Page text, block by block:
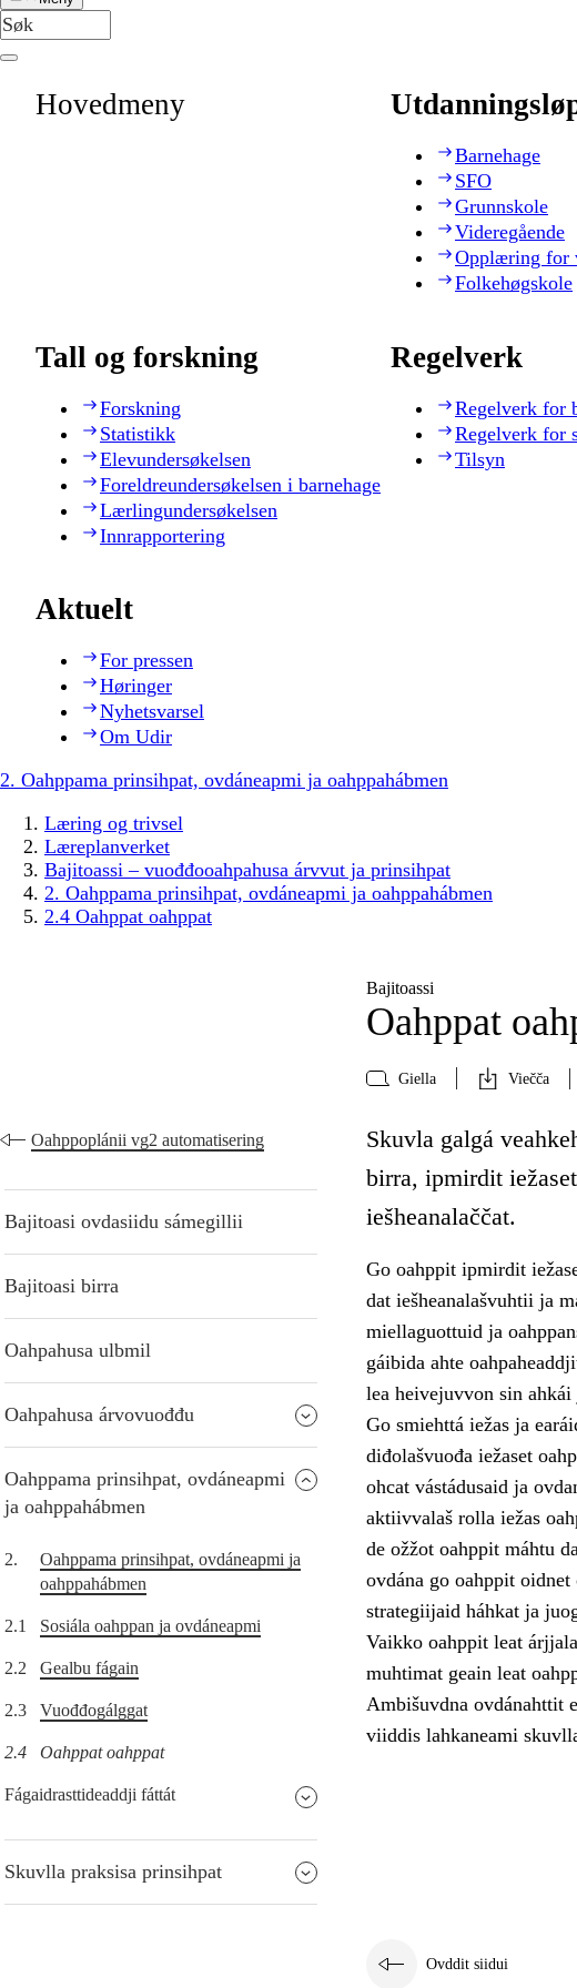
Hovedmeny
Barnehage
SFO
Grunnskole
Videregående
Opplæring for
Folkehøgskole
Tall og forskning
Forskning
Statistikk
Elevundersøkelsen
Foreldreundersøkelsen i barnehage
Lærlingundersøkelsen
Innrapportering
Regelverk
Regelverk for
Regelverk for
Tilsyn
Aktuelt
For pressen
Høringer
Nyhetsvarsel
Om Udir
2. Oahppama prinsihpat, ovdáneapmi ja oahppahábmen
Læring og trivsel
Læreplanverket
Bajitoassi – vuođđooahpahusa árvvut ja prinsihpat
2. Oahppama prinsihpat, ovdáneapmi ja oahppahábmen
2.4 Oahppat oahppat
Bajitoassi
Oahppat
Giella Viečča
Oahppoplánii vg2 automatisering
Bajitoasi ovdasiidu sámegillii
Bajitoasi birra
Oahpahusa ulbmil
Oahpahusa árvovuođđu
Oahppama prinsihpat, ovdáneapmi
ja oahppahábmen
2.
Oahppama prinsihpat, ovdáneapmi ja
oahppahábmen
2.1 Sosiála oahppan ja ovdáneapmi
2.2 Gealbu fágain
2.3 Vuođđogálggat
2.4 Oahppat oahppat
Fágaidrasttideaddji fáttát
Skuvlla praksisa prinsihpat
Skuvla galgá
birra, ipmirdit
iešheanalaččat.
Go oahppit ipmirdit
dat iešheanalašvuhtii ja
miellaguottuid ja
gáibida ahte
lea heivejuvvon sin ahkái
Go smiehttá iežas ja
diđolašvuođa iežaset
ohcat vástádusaid ja
aktiivvalaš rolla iežas
de ožžot oahppit máhtu
ovdána go oahppit
strategiijaid háhkat ja
Vaikko oahppit leat
muhtimat geain leat
Ambišuvdna ovdánahttit
viiddis lahkaneami
Ovddit siidui